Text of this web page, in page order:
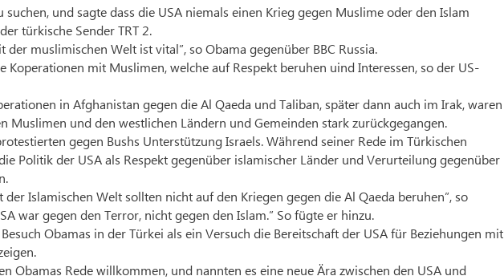
suchen, und sagte dass die USA niemals einen Krieg gegen Muslime oder den Islam
türkische Sender TRT 2.
der muslimischen Welt ist vital”, so Obama gegenüber BBC Russia.
Koperationen mit Muslimen, welche auf Respekt beruhen uind Interessen, so der US-
in Afghanistan gegen die Al Qaeda und Taliban, später dann auch im Irak, waren
Muslimen und den westlichen Ländern und Gemeinden stark zurückgegangen.
gegen Bushs Unterstützung Israels. Während seiner Rede im Türkischen
Politik der USA als Respekt gegenüber islamischer Länder und Verurteilung gegenüber
der Islamischen Welt sollten nicht auf den Kriegen gegen die Al Qaeda beruhen”, so
war gegen den Terror, nicht gegen den Islam.” So fügte er hinzu.
Obamas in der Türkei als ein Versuch die Bereitschaft der USA für Beziehungen mit
Obamas Rede willkommen, und nannten es eine neue Ära zwischen den USA und